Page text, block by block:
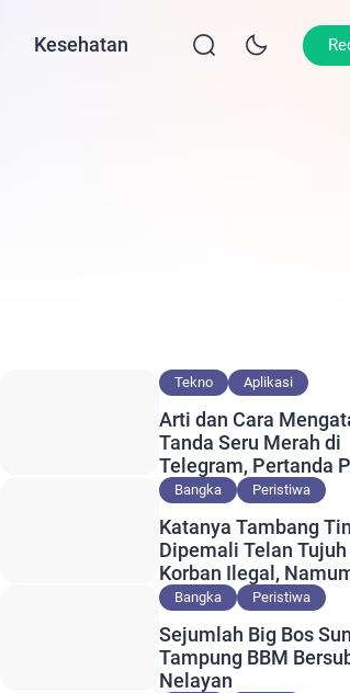
Kesehatan Lifestyle
Tekno Aplikasi
Arti dan Cara
Tanda Seru Merah di
Telegram, Pertanda
Gagal Terkirim?
Bangka Peristiwa
Katanya Tambang
Dipemali Telan Tujuh
Korban Ilegal,
Muncul Slip
Bangka Peristiwa
Sejumlah Big Bos
Tampung BBM
Nelayan